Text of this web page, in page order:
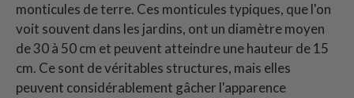
monticules de terre. Ces monticules typiques, que l'on
voit souvent dans les jardins, ont un diamètre moyen
de 30 à 50 cm et peuvent atteindre une hauteur de 15
cm. Ce sont de véritables structures, mais elles
peuvent considérablement gâcher l'apparence